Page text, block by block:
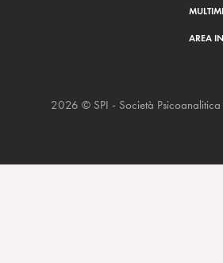
AREA
2026 © SPI - Società